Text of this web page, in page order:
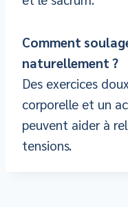
Comment
naturellement ?
Des exercices
corporelle et un
peuvent aider à
tensions.